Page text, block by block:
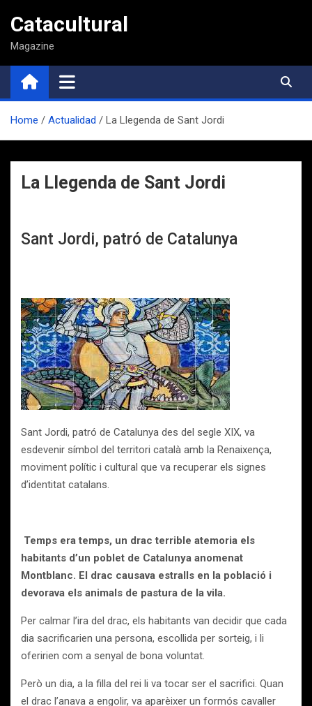
contenido
Catacultural
Magazine
Home Actualidad La Llegenda de Sant Jordi
La Llegenda de Sant Jordi
Sant Jordi, patró de Catalunya
Sant Jordi, patró de Catalunya des del segle XIX, va
esdevenir símbol del territori català amb la Renaixença,
moviment polític i cultural que va recuperar els signes
d’identitat catalans.
Temps era temps, un drac terrible atemoria els
habitants d’un poblet de Catalunya anomenat
Montblanc. El drac causava estralls en la població i
devorava els animals de pastura de la vila.
Per calmar l’ira del drac, els habitants van decidir que cada
dia sacrificarien una persona, escollida per sorteig, i li
oferirien com a senyal de bona voluntat.
Però un dia, a la filla del rei li va tocar ser el sacrifici. Quan
el drac l’anava a engolir, va aparèixer un formós cavaller